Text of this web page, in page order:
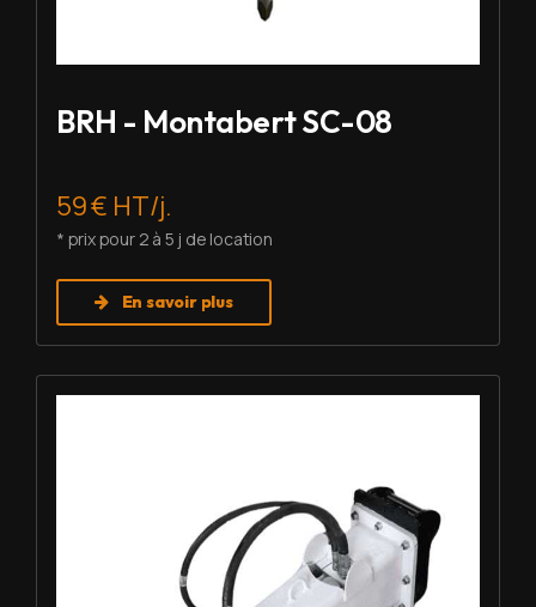
BRH - Montabert SC-08
59 € HT/j.
* prix pour 2 à 5 j de location
En savoir plus
Louer BRH - Furukawa F3